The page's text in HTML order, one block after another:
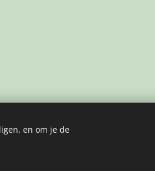
en om je de